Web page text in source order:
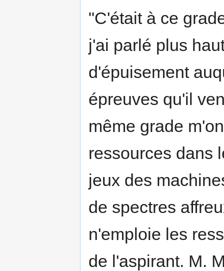
"C'était à ce
j'ai parlé plus
d'épuisement
épreuves qu'il
même grade
ressources dans
jeux des
de spectres
n'emploie les
de l'aspirant. M.